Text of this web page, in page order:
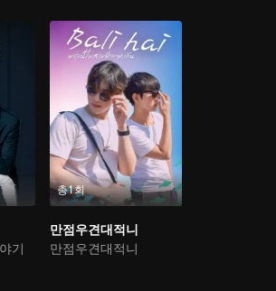
기
총1회
만점우견대적니
만점우견대적니